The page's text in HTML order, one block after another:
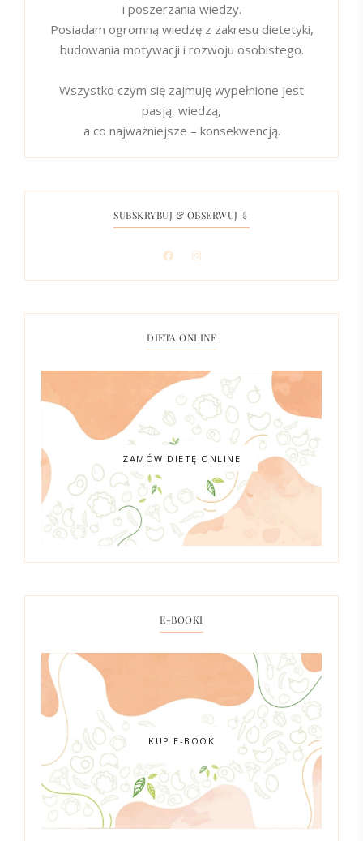
i poszerzania wiedzy.
Posiadam ogromną wiedzę z zakresu dietetyki,
budowania motywacji i rozwoju osobistego.
Wszystko czym się zajmuję wypełnione jest
pasją, wiedzą,
a co najważniejsze – konsekwencją.
SUBSKRYBUJ & OBSERWUJ ⇩
DIETA ONLINE
ZAMÓW DIETĘ ONLINE
E-BOOKI
KUP E-BOOK